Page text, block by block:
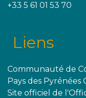
+33 5 61 01 53 70
Liens
Communauté de
Pays des Pyrénées
Site officiel de